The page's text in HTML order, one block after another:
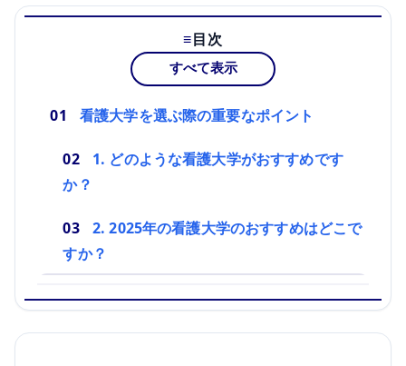
目次
すべて表示
看護大学を選ぶ際の重要なポイント
1. どのような看護大学がおすすめです
か？
2. 2025年の看護大学のおすすめはどこで
すか？